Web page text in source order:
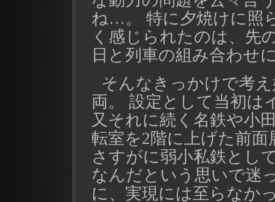
ね…。 特に夕焼けに照
く感じられたのは、先
日と列車の組み合わせ
そんなきっかけで考
両。 設定として当初は
又それに続く名鉄や小
転室を2階に上げた前
さすがに弱小私鉄とし
なんだという思いで迷
に、実現には至らなか